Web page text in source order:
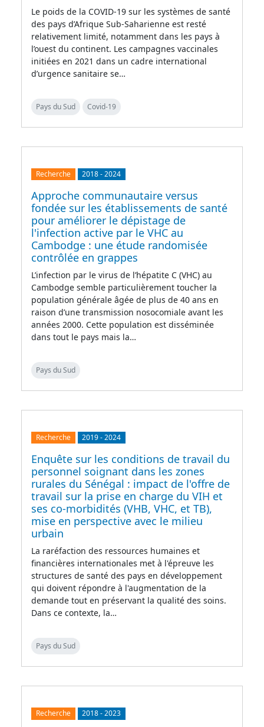
Le poids de la COVID-19 sur les systèmes de santé
des pays d’Afrique Sub-Saharienne est resté
relativement limité, notamment dans les pays à
l’ouest du continent. Les campagnes vaccinales
initiées en 2021 dans un cadre international
d’urgence sanitaire se…
Pays du Sud Covid-19
Recherche 2018-2024
Approche communautaire versus
fondée sur les établissements de santé
pour améliorer le dépistage de
l'infection active par le VHC au
Cambodge : une étude randomisée
contrôlée en grappes
L’infection par le virus de l’hépatite C (VHC) au
Cambodge semble particulièrement toucher la
population générale âgée de plus de 40 ans en
raison d’une transmission nosocomiale avant les
années 2000. Cette population est disséminée
dans tout le pays mais la…
Pays du Sud
Recherche 2019-2024
Enquête sur les conditions de travail du
personnel soignant dans les zones
rurales du Sénégal : impact de l'offre de
travail sur la prise en charge du VIH et
ses co-morbidités (VHB, VHC, et TB),
mise en perspective avec le milieu
urbain
La raréfaction des ressources humaines et
financières internationales met à l'épreuve les
structures de santé des pays en développement
qui doivent répondre à l'augmentation de la
demande tout en préservant la qualité des soins.
Dans ce contexte, la…
Pays du Sud
Recherche 2018-2023